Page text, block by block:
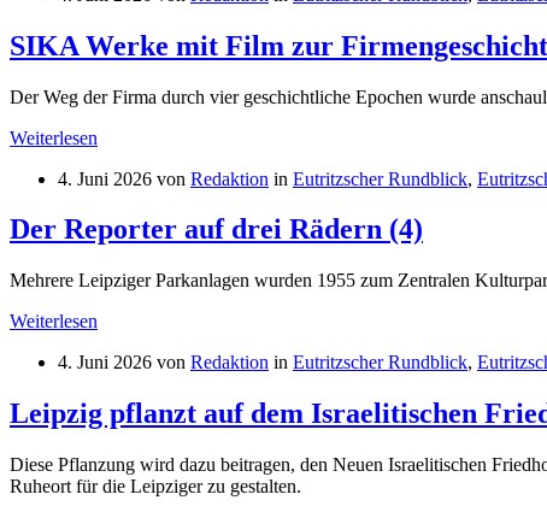
SIKA Werke mit Film zur
Der Weg der Firma durch vier geschichtliche Epochen wurde
Weiterlesen
4. Juni 2026 von Redaktion in Eutritzscher Rundblick,
Der Reporter auf drei Rädern (4)
Mehrere Leipziger Parkanlagen wurden 1955 zum Zentralen
Weiterlesen
4. Juni 2026 von Redaktion in Eutritzscher Rundblick,
Leipzig pflanzt auf dem Israelitischen
Diese Pflanzung wird dazu beitragen, den Neuen Israelitischen
Ruheort für die Leipziger zu gestalten.